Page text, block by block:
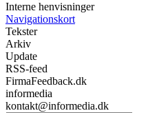
Interne henvisninger
Navigationskort
Tekster
Arkiv
Update
RSS-feed
FirmaFeedback.dk
informedia
kontakt@informedia.dk